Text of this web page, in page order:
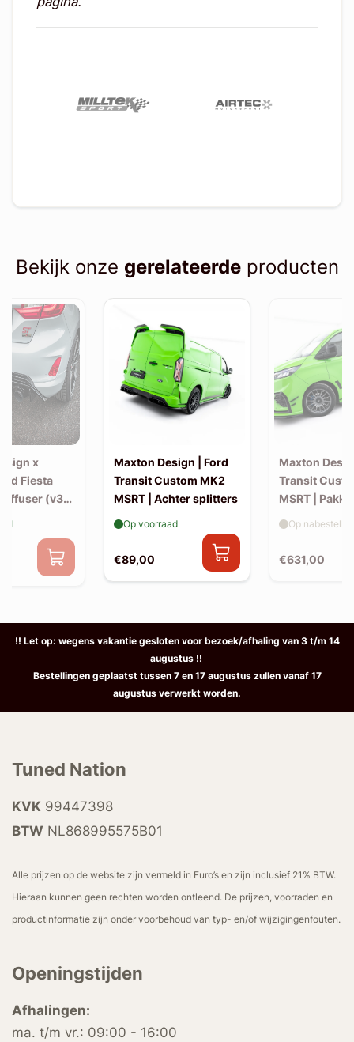
Bekijk onze gerelateerdeproducten
x
Fiesta
(v3)
Maxton Design | Ford
Transit Custom MK2
MSRT | Achter splitters
€89,00
Op voorraad
Maxton
Transit
MSRT |
€631,00
Op
!! Let op: wegens vakantie gesloten voor bezoek/afhaling van 3 t/m 14
augustus !!
Bestellingen geplaatst tussen 7 en 17 augustus zullen vanaf 17
augustus verwerkt worden.
Tuned Nation
KVK 99447398
BTW NL868995575B01
Alle prijzen op de website zijn vermeld in Euro’s en zijn inclusief 21% BTW.
Hieraan kunnen geen rechten worden ontleend. De prijzen, voorraden en
productinformatie zijn onder voorbehoud van typ- en/of wijzigingenfouten.
Openingstijden
Afhalingen:
ma. t/m vr.: 09:00 - 16:00